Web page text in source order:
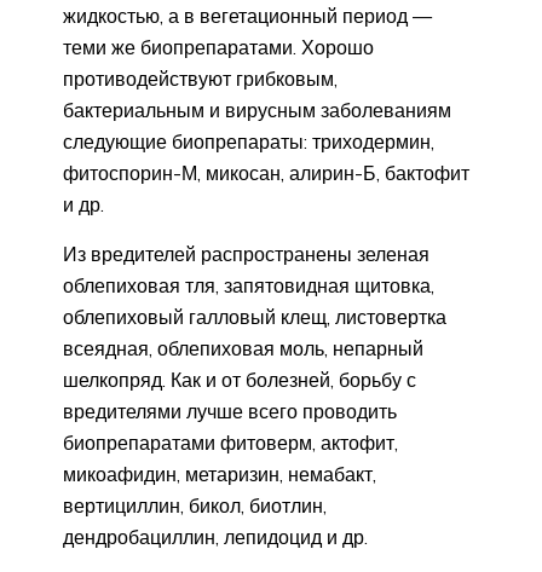
жидкостью, а в вегетационный период —
теми же биопрепаратами. Хорошо
противодействуют грибковым,
бактериальным и вирусным заболеваниям
следующие биопрепараты: триходермин,
фитоспорин-М, микосан, алирин-Б, бактофит
и др.
Из вредителей распространены зеленая
облепиховая тля, запятовидная щитовка,
облепиховый галловый клещ, листовертка
всеядная, облепиховая моль, непарный
шелкопряд. Как и от болезней, борьбу с
вредителями лучше всего проводить
биопрепаратами фитоверм, актофит,
микоафидин, метаризин, немабакт,
вертициллин, бикол, биотлин,
дендробациллин, лепидоцид и др.